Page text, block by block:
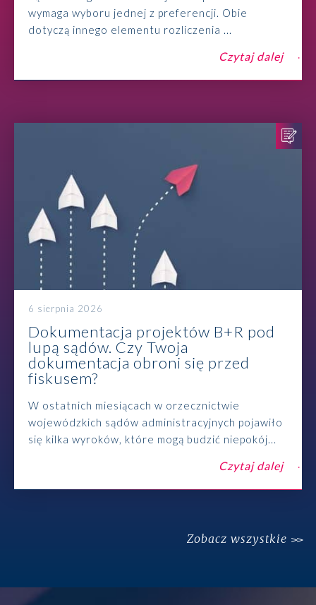
wymaga wyboru jednej z preferencji. Obie
dotyczą innego elementu rozliczenia ...
Czytaj dalej
6 sierpnia 2026
Dokumentacja projektów B+R pod
lupą sądów. Czy Twoja
dokumentacja obroni się przed
fiskusem?
W ostatnich miesiącach w orzecznictwie
wojewódzkich sądów administracyjnych pojawiło
się kilka wyroków, które mogą budzić niepokój...
Czytaj dalej
Zobacz wszystkie